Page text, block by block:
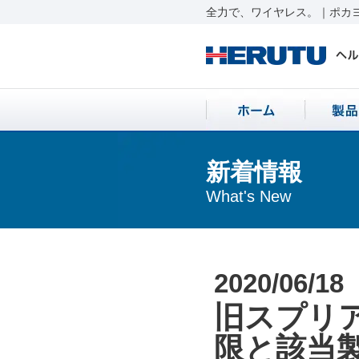
全力で、ワイヤレス。｜ポカ
新着情報
What's New
2020/06/18
旧スプリ
限と該当